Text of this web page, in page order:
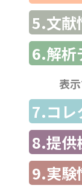
5.文献
6.解析
表
7.コレ
8.提供
9.実験